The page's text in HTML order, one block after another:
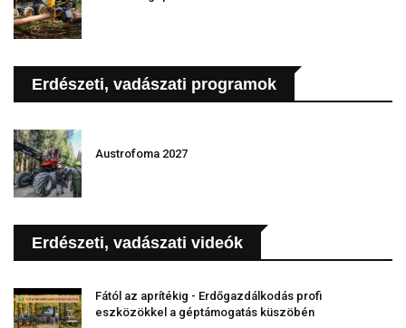
Erdészeti, vadászati programok
Austrofoma 2027
Erdészeti, vadászati videók
Fától az aprítékig - Erdőgazdálkodás profi
eszközökkel a géptámogatás küszöbén